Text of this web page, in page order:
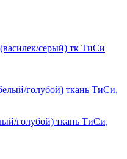
серый) тк ТиСи
голубой) ткань ТиСи,